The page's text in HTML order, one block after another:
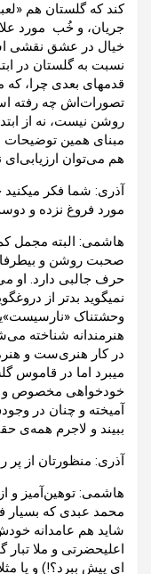
کند که گلستان هم
جریان، و خُب مورد
خیال در عشق نقشی
نسبت به گلستان در
قدمهای بعدی چرا، که
تصورات‌اش چه رفته
روشن نیست، نه از
مبنای همین توضیحات
هم می‌توان ارزیابی‌ای
آذری: شما فکر
مورد فروغ نزده و
هاشمی: البته مجمل
صحبت روشن و
حرف جالبی دارد. او
نمیگوید بدتر از
وحشتناک
هنرمندانه شناخته
در کار هنری‌ست و
میبرد اما در قاموس
خودخواهی مخصوص و
آمیخته و چنان در
ببیند و لاجرم همه‌ی
آذری: منظورتان از
هاشمی: توهین‌آمیز و
محمد عبدی که بسیار
شاید هم عامدانه
اعلیحضرتی و ملا
ای پیش ببرد؟!) و یا